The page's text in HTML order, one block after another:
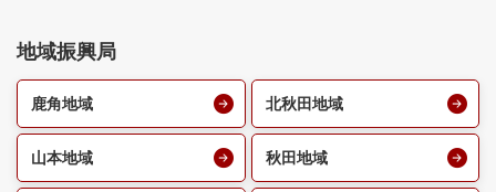
地域振興局
鹿角地域 北秋田地域
山本地域 秋田地域